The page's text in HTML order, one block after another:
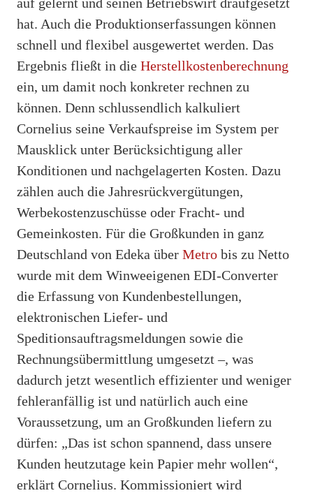
hat. Auch die Produktionserfassungen können
schnell und flexibel ausgewertet werden. Das
Ergebnis fließt in die Herstellkostenberechnung
ein, um damit noch konkreter rechnen zu
können. Denn schlussendlich kalkuliert
Cornelius seine Verkaufspreise im System per
Mausklick unter Berücksichtigung aller
Konditionen und nachgelagerten Kosten. Dazu
zählen auch die Jahresrückvergütungen,
Werbekostenzuschüsse oder Fracht- und
Gemeinkosten. Für die Großkunden in ganz
Deutschland von Edeka über Metro bis zu Netto
wurde mit dem Winweeigenen EDI-Converter
die Erfassung von Kundenbestellungen,
elektronischen Liefer- und
Speditionsauftragsmeldungen sowie die
Rechnungsübermittlung umgesetzt –, was
dadurch jetzt wesentlich effizienter und weniger
fehleranfällig ist und natürlich auch eine
Voraussetzung, um an Großkunden liefern zu
dürfen: „Das ist schon spannend, dass unsere
Kunden heutzutage kein Papier mehr wollen“,
erklärt Cornelius. Kommissioniert wird